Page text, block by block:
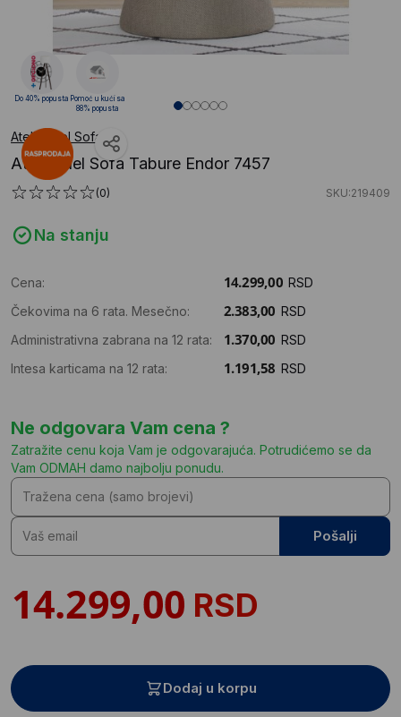
Atelier del Sofa
Atelier del Sofa Tabure Endor 7457
(0) SKU:219409
Na stanju
Cena:
RSD
Čekovima na 6 rata. Mesečno:
RSD
Administrativna zabrana na 12 rata:
RSD
Intesa karticama na 12 rata:
RSD
Ne odgovara Vam cena ?
Zatražite cenu koja Vam je odgovarajuća. Potrudićemo se da
Vam ODMAH damo najbolju ponudu.
Pošalji
RSD
Dodaj u korpu
Do 40% popusta Pomoć u kući sa
88% popusta